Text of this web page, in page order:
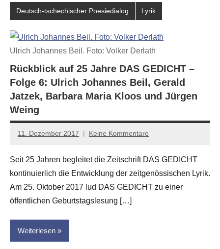
Deutsch-tschechischer Poesiedialog Lyrik
Ulrich Johannes Beil. Foto: Volker Derlath
Rückblick auf 25 Jahre DAS GEDICHT –
Folge 6: Ulrich Johannes Beil, Gerald
Jatzek, Barbara Maria Kloos und Jürgen
Weing
11. Dezember 2017
Anton
Leitner
Keine Kommentare
Seit 25 Jahren begleitet die Zeitschrift DAS GEDICHT
kontinuierlich die Entwicklung der zeitgenössischen Lyrik.
Am 25. Oktober 2017 lud DAS GEDICHT zu einer
öffentlichen Geburtstagslesung […]
Weiterlesen